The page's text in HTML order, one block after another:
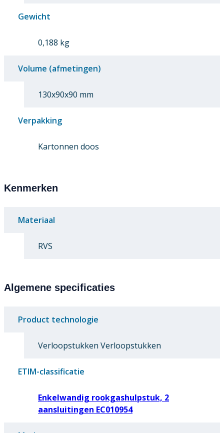
Gewicht
0,188 kg
Volume (afmetingen)
130x90x90 mm
Verpakking
Kartonnen doos
Kenmerken
Materiaal
RVS
Algemene specificaties
Product technologie
Verloopstukken Verloopstukken
ETIM-classificatie
Enkelwandig rookgashulpstuk, 2
aansluitingen EC010954